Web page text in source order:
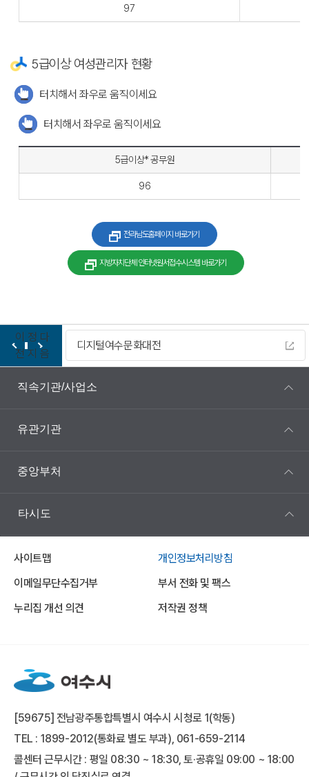
97
5급이상 여성관리자 현황
터치해서 좌우로 움직이세요
터치해서 좌우로 움직이세요
5급이상* 공무원
96
전라남도홈페이지 바로가기
지방자치단체 인터넷원서접수시스템 바로가기
이
전
정
지
다
음
디지털여수문화대전
직속기관/사업소
유관기관
중앙부처
타시도
사이트맵
개인정보처리방침
이메일무단수집거부
부서 전화 및 팩스
누리집 개선 의견
저작권 정책
[59675] 전남광주통합특별시 여수시 시청로 1(학동)
TEL : 1899-2012(통화료 별도 부과), 061-659-2114
콜센터 근무시간 : 평일 08:30 ~ 18:30, 토·공휴일 09:00 ~ 18:00